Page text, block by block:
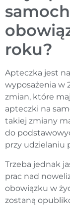
roku?
Apteczka jest
wyposażenia w
zmian, które
apteczki na
takiej zmiany
do
przy udzielaniu
Trzeba jednak
prac nad
obowiązku w
zostaną